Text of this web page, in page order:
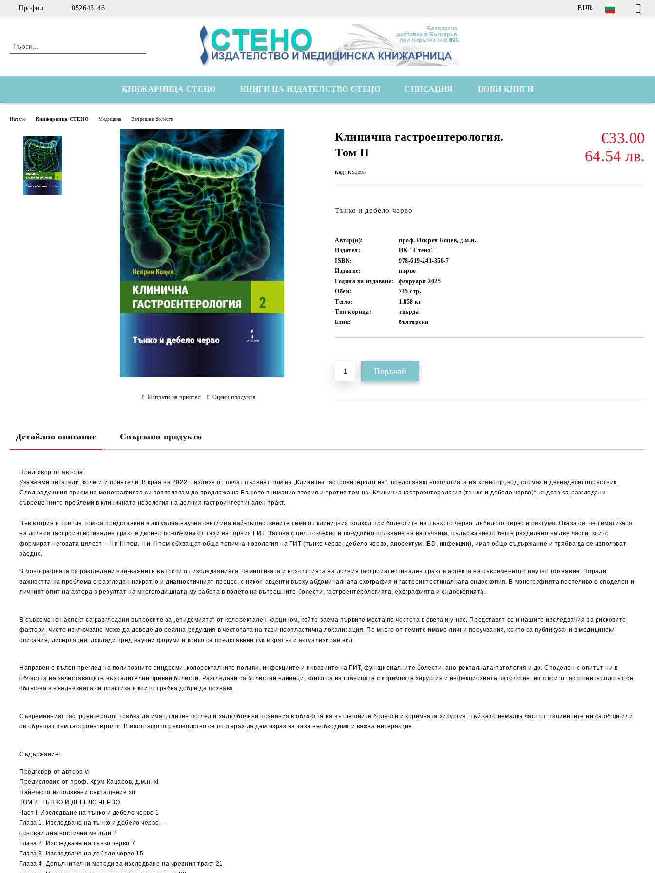
Профил 052643146 EUR
КНИЖАРНИЦА СТЕНО КНИГИ НА ИЗДАТЕЛСТВО СТЕНО СПИСАНИЯ НОВИ КНИГИ
Начало Книжарница СТЕНО Медицина Вътрешни болести
Клинична гастроентерология.
Том II
€33.00
64.54 лв.
Код: KS5093
Тънко и дебело черво
Автор(и):
проф. Искрен Коцев, д.м.н.
Издател:
ИК "Стено"
ISBN:
978-619-241-350-7
Издание:
първо
Година на издаване:
февруари 2025
Обем:
715стр.
Тегло:
1.858кг
Тип корица:
твърда
Език:
български
Изпрати на приятел Оцени продукта
Детайлно описание Свързани продукти
Предговор от автора:
Уважаеми читатели, колеги и приятели, В края на 2022 г. излезе от печат първият том на „Клинична гастроентерология“, представящ нозологията на хранопровод, стомах и дванадесетопръстник.
След радушния прием на монографията си позволявам да предложа на Вашето внимание втория и третия том на „Клинична гастроентерология (тънко и дебело черво)“, където са разгледани
съвременните проблеми в клиничната нозология на долния гастроинтестинален тракт.
Във втория и третия том са представени в актуална научна светлина най-съществените теми от клиничния подход при болестите на тънкото черво, дебелото черво и ректума. Оказа се, че тематиката
на долния гастроинтестинален тракт е двойно по-обемна от тази на горния ГИТ. Затова с цел по-лесно и по-удобно ползване на наръчника, съдържанието беше разделено на две части, които
формират неговата цялост – ІІ и ІІI том. ІІ и ІІІ том обхващат обща топична нозология на ГИТ (тънко черво, дебело черво, аноректум, IBD, инфекции), имат общо съдържание и трябва да се използват
заедно.
В монографията са разгледани най-важните въпроси от изследванията, семиотиката и нозологията на долния гастроинтестинален тракт в аспекта на съвременното научно познание. Поради
важността на проблема е разгледан накратко и диагностичният процес, с някои акценти върху абдоминалната ехография и гастроинтестиналната ендоскопия. В монографията пестеливо е споделен и
личният опит на автора в резултат на многогодишната му работа в полето на вътрешните болести, гастроентерологията, ехографията и ендоскопията.
В съвременен аспект са разгледани въпросите за „епидемията“ от колоректален карцином, който заема първите места по честота в света и у нас. Представят се и нашите изследвания за рисковите
фактори, чието изключване може да доведе до реална редукция в честотата на тази неопластична локализация. По много от темите имаме лични проучвания, които са публикувани в медицински
списания, дисертации, доклади пред научни форуми и които са представени тук в кратък и актуализиран вид.
Направен е пълен преглед на полипозните синдроми, колоректалните полипи, инфекциите и инвазиите на ГИТ, функционалните болести, ано-ректалната патология и др. Споделен е опитът ни в
областта на зачестяващите възпалителни чревни болести. Разгледани са болестни единици, които са на границата с коремната хирургия и инфекциозната патология, но с които гастроентерологът се
сблъсква в ежедневната си практика и които трябва добре да познава.
Съвременният гастроентеролог трябва да има отличен поглед и задълбочени познания в областта на вътрешните болести и коремната хирургия, тъй като немалка част от пациентите ни са общи или
се обръщат към гастроентеролог. В настоящото ръководство се постарах да дам израз на тази необходима и важна интеракция.
Съдържание:
Предговор от автора vi
Предисловие от проф. Крум Кацаров, д.м.н. xi
Най-често използвани съкращения xiii
ТОМ 2. ТЪНКО И ДЕБЕЛО ЧЕРВО
Част I. Изследване на тънко и дебело черво 1
Глава 1. Изследване на тънко и дебело черво –
основни диагностични методи 2
Глава 2. Изследване на тънко черво 7
Глава 3. Изследване на дебело черво 15
Глава 4. Допълнителни методи за изследване на чревния тракт 21